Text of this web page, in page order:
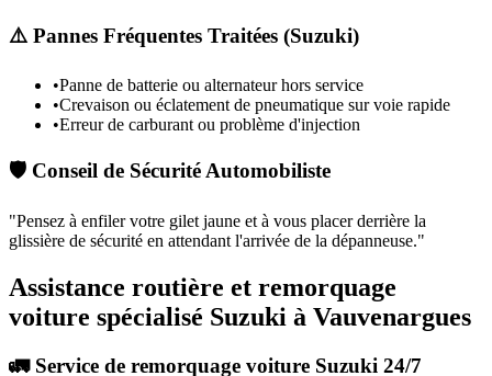
⚠️ Pannes Fréquentes Traitées (Suzuki)
•Panne de batterie ou alternateur hors service
•Crevaison ou éclatement de pneumatique sur voie rapide
•Erreur de carburant ou problème d'injection
🛡️ Conseil de Sécurité Automobiliste
"Pensez à enfiler votre gilet jaune et à vous placer derrière la
glissière de sécurité en attendant l'arrivée de la dépanneuse."
Assistance routière et remorquage
voiture spécialisé Suzuki à Vauvenargues
🚛 Service de remorquage voiture Suzuki 24/7